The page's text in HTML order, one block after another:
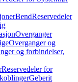
BendReservedeler
Overganger
Overganger og
og forbindelser,
Reservedeler for
Geberit